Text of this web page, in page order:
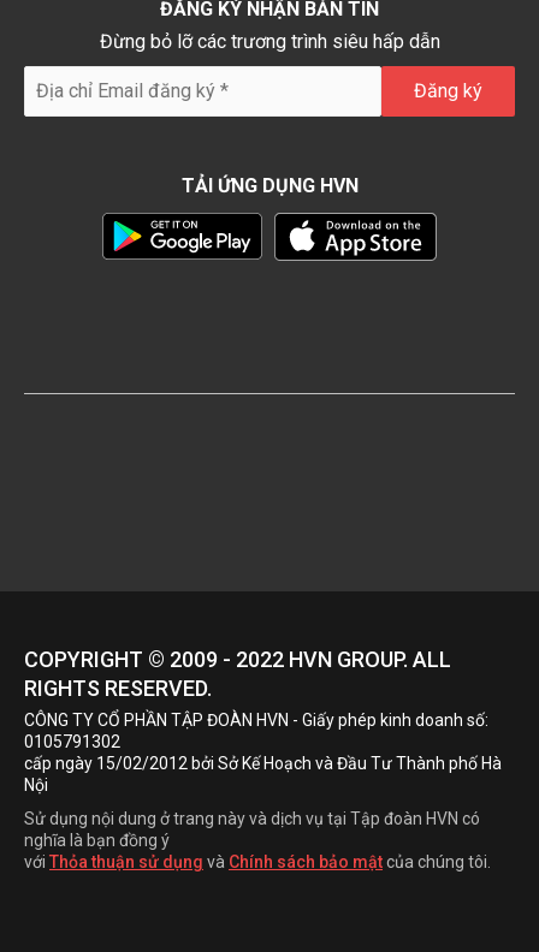
ĐĂNG KÝ NHẬN BẢN TIN
Đừng bỏ lỡ các trương trình siêu hấp dẫn
TẢI ỨNG DỤNG HVN
COPYRIGHT © 2009 - 2022 HVN GROUP. ALL
RIGHTS RESERVED.
CÔNG TY CỔ PHẦN TẬP ĐOÀN HVN - Giấy phép kinh doanh số:
0105791302
cấp ngày 15/02/2012 bởi Sở Kế Hoạch và Đầu Tư Thành phố Hà
Nội
Sử dụng nội dung ở trang này và dịch vụ tại Tập đoàn HVN có
nghĩa là bạn đồng ý
với Thỏa thuận sử dụng và Chính sách bảo mậtcủa chúng tôi.